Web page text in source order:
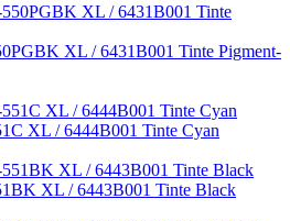
XL / 6431B001 Tinte Pigment-
XL / 6444B001 Tinte Cyan
XL / 6443B001 Tinte Black